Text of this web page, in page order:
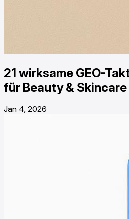
21 wirksame GEO-
für Beauty &
Jan 4, 2026